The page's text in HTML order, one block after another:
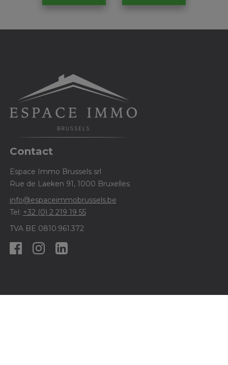
Contact
Espace Immo Brussels srl
Rue de Laeken 91, 1000 Bruxelles
info@espaceimmobrussels.be
Tel: +32 (0) 2 219 19 55
TVA BE 0810.961.372